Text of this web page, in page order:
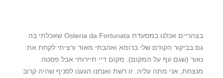
בצהריים אכלנו במסעדת Osteria da Fortunata שאכלתי בה
גם בביקור הקודם שלי ברומא ואהבתי מאוד ורציתי לקחת את
נאור (שגם עף על המקום). מקום דיי תיירותי אבל פסטה
מנצחת, אני מתה עליה. זו רשת ואנחנו הגענו לסניף שהיה קרוב